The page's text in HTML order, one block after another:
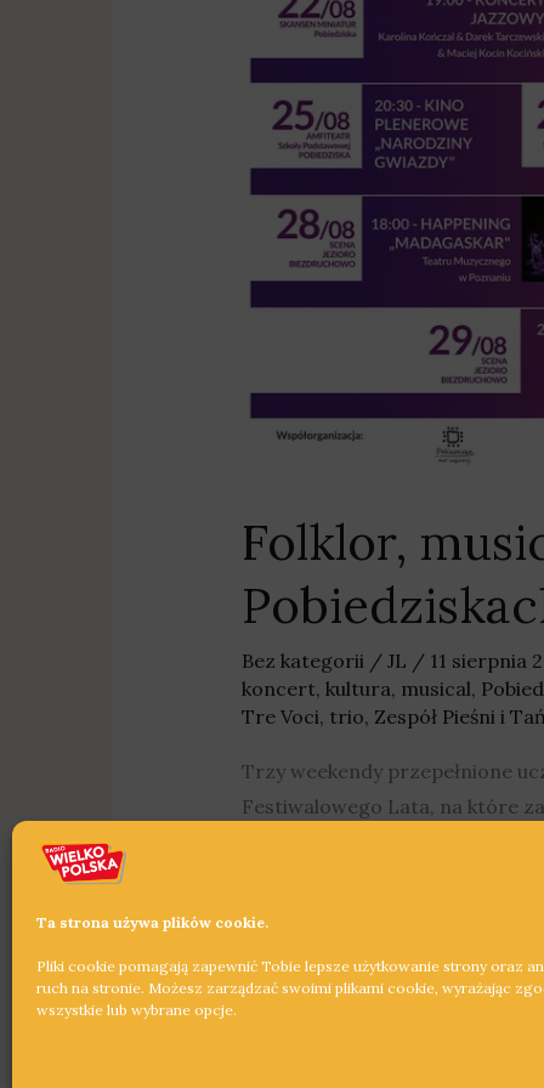
Ta strona używa plików cookie.
Pliki cookie pomagają zapewnić Tobie lepsze użytkowanie strony oraz
ruch na stronie. Możesz zarządzać swoimi plikami cookie, wyrażając
wszystkie lub wybrane opcje.
Folklor,
Bez kategorii / JL / 11 sierpnia
koncert, kultura, musical,
Tre Voci, trio, Zespół Pieśni i
Trzy weekendy przepełnione
Festiwalowego Lata, na które